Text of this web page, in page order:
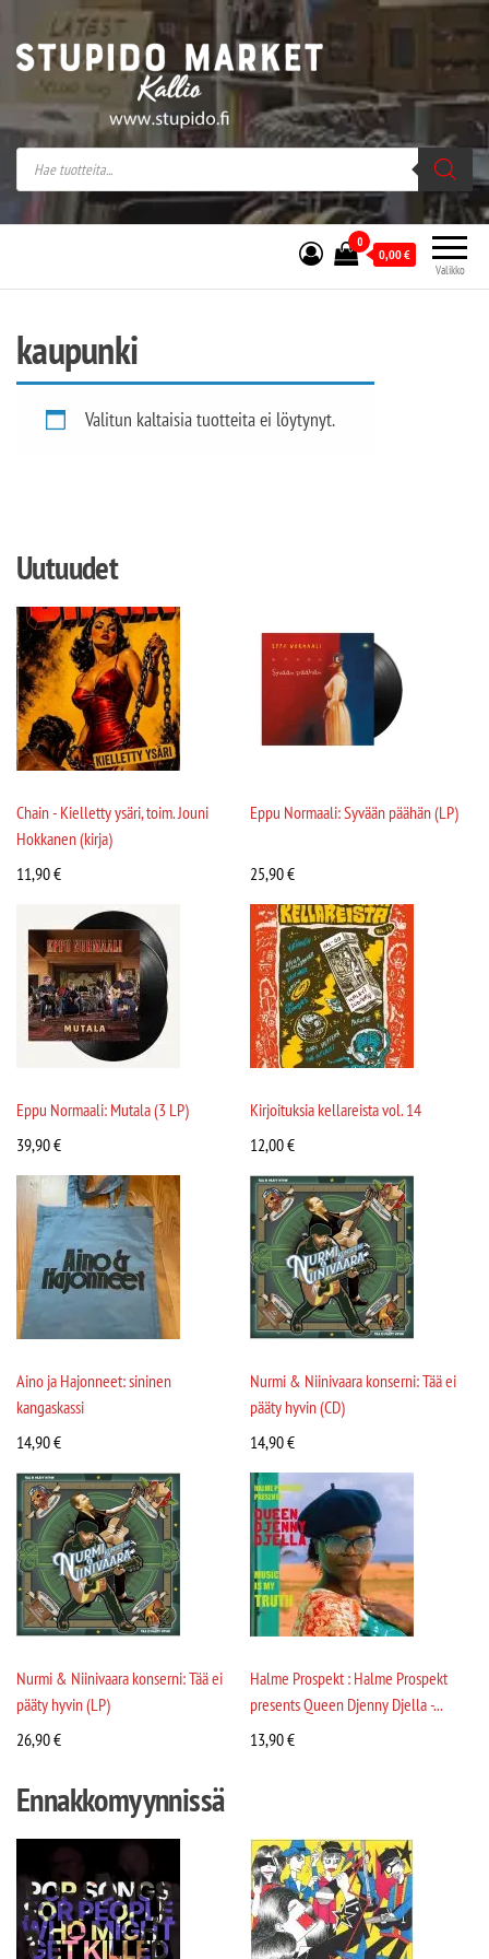
Stupido Market – verkossa ja kivijalassa
Stupido Market on vaihtoehtomusaan
erikoistunut verkko- sekä
kivijalkakauppa Helsingissä Kallion
sydämessä.
Valikko
0
0,00€
kaupunki
Valitun kaltaisia tuotteita ei löytynyt.
Uutuudet
Chain - Kielletty ysäri, toim. Jouni
Hokkanen (kirja)
11,90€
Eppu Normaali: Syvään päähän (LP)
25,90€
Eppu Normaali: Mutala (3 LP)
39,90€
Kirjoituksia kellareista vol. 14
12,00€
Aino ja Hajonneet: sininen
kangaskassi
14,90€
Nurmi & Niinivaara konserni: Tää ei
pääty hyvin (CD)
14,90€
Nurmi & Niinivaara konserni: Tää ei
pääty hyvin (LP)
26,90€
Halme Prospekt : Halme Prospekt
presents Queen Djenny Djella -...
13,90€
Ennakkomyynnissä